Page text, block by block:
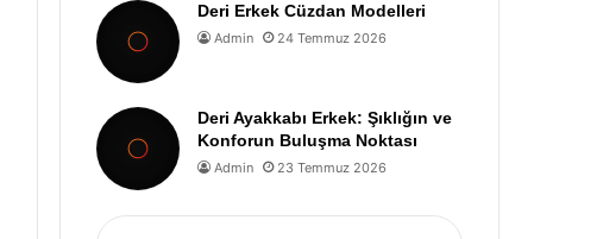
Deri Erkek Cüzdan Modelleri
Admin 24 Temmuz 2026
Deri Ayakkabı Erkek: Şıklığın ve
Konforun Buluşma Noktası
Admin 23 Temmuz 2026